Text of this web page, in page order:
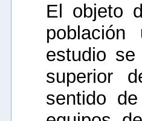
El objeto
estudio
superior
sentido